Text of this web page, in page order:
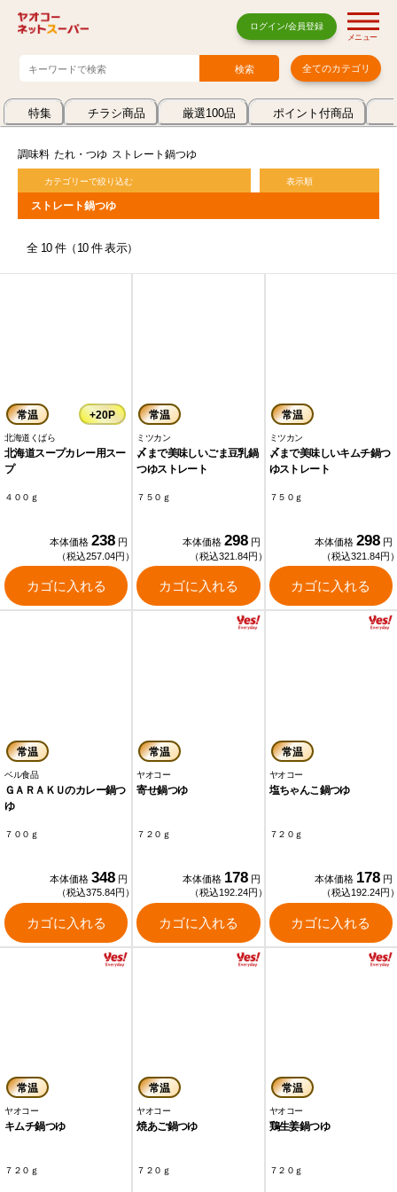
ログイン/会員登録
メニュー
全てのカテゴリ
特集 チラシ商品 厳選100品 ポイント付商品
調味料 たれ・つゆ ストレート鍋つゆ
カテゴリーで絞り込む 表示順
ストレート鍋つゆ
全 10 件（10 件 表示）
常温 +20P
北海道くばら
北海道スープカレー用スー
プ
４００ｇ
本体価格 238 円
（税込257.04円）
カゴに入れる
常温
ミツカン
〆まで美味しいごま豆乳鍋
つゆストレート
７５０ｇ
本体価格 298 円
（税込321.84円）
カゴに入れる
常温
ミツカン
〆まで美味しいキムチ鍋つ
ゆストレート
７５０ｇ
本体価格 298 円
（税込321.84円
カゴに入れる
常温
ベル食品
ＧＡＲＡＫＵのカレー鍋つ
ゆ
７００ｇ
本体価格 348 円
（税込375.84円）
カゴに入れる
常温
ヤオコー
寄せ鍋つゆ
７２０ｇ
本体価格 178 円
（税込192.24円）
カゴに入れる
常温
ヤオコー
塩ちゃんこ鍋つゆ
７２０ｇ
本体価格 178 円
（税込192.24円
カゴに入れる
常温
ヤオコー
キムチ鍋つゆ
７２０ｇ
常温
ヤオコー
焼あご鍋つゆ
７２０ｇ
常温
ヤオコー
鶏生姜鍋つゆ
７２０ｇ